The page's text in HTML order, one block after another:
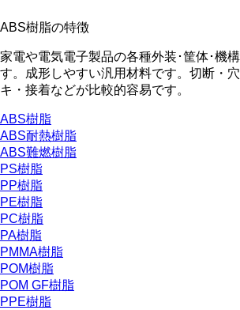
ABS樹脂の特徴
家電や電気電子製品の各種外装･筐体･機
す。成形しやすい汎用材料です。切断・
キ・接着などが比較的容易です。
ABS樹脂
ABS耐熱樹脂
ABS難燃樹脂
PS樹脂
PP樹脂
PE樹脂
PC樹脂
PA樹脂
PMMA樹脂
POM樹脂
POM GF樹脂
PPE樹脂